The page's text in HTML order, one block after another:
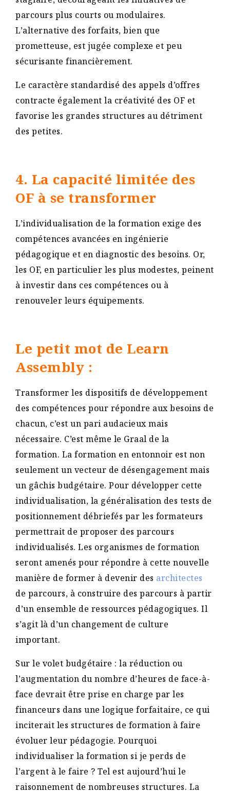
parcours plus courts ou modulaires.
L’alternative des forfaits, bien que
prometteuse, est jugée complexe et peu
sécurisante financièrement.
Le caractère standardisé des appels d’offres
contracte également la créativité des OF et
favorise les grandes structures au détriment
des petites​.
4. La capacité limitée des
OF à se transformer
L’individualisation de la formation exige des
compétences avancées en ingénierie
pédagogique et en diagnostic des besoins. Or,
les OF, en particulier les plus modestes, peinent
à investir dans ces compétences ou à
renouveler leurs équipements​.
Le petit mot de Learn
Assembly :
Transformer les dispositifs de développement
des compétences pour répondre aux besoins de
chacun, c’est un pari audacieux mais
nécessaire. C’est même le Graal de la
formation. La formation en entonnoir est non
seulement un vecteur de désengagement mais
un gâchis budgétaire. Pour développer cette
individualisation, la généralisation des tests de
positionnement débriefés par les formateurs
permettrait de proposer des parcours
individualisés. Les organismes de formation
seront amenés pour répondre à cette nouvelle
manière de former à devenir des architectes
de parcours, à construire des parcours à partir
d’un ensemble de ressources pédagogiques. Il
s’agit là d’un changement de culture
important.
Sur le volet budgétaire : la réduction ou
l’augmentation du nombre d’heures de face-à-
face devrait être prise en charge par les
financeurs dans une logique forfaitaire, ce qui
inciterait les structures de formation à faire
évoluer leur pédagogie. Pourquoi
individualiser la formation si je perds de
l’argent à le faire ? Tel est aujourd’hui le
raisonnement de nombreuses structures. La